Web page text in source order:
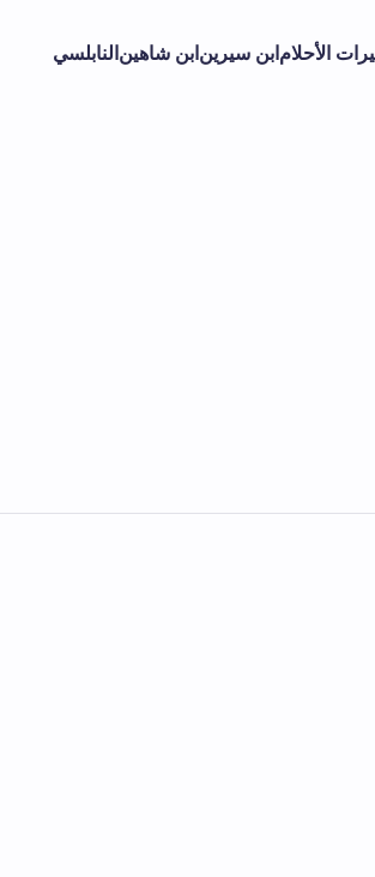
الأحلام ابن سيرين ابن شاهين النابلسي